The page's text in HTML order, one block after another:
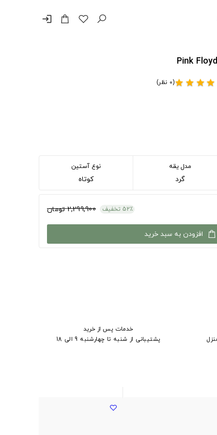
login
star
star
star
star(0 نظر)
مدل یقه
گرد
نوع آستین
کوتاه
52٪ تخفیف 2,299,900 تومان
افزودن به سبد خرید
خدمات پس از خرید
پشتیبانی از شنبه تا چهارشنبه 9 الی 18